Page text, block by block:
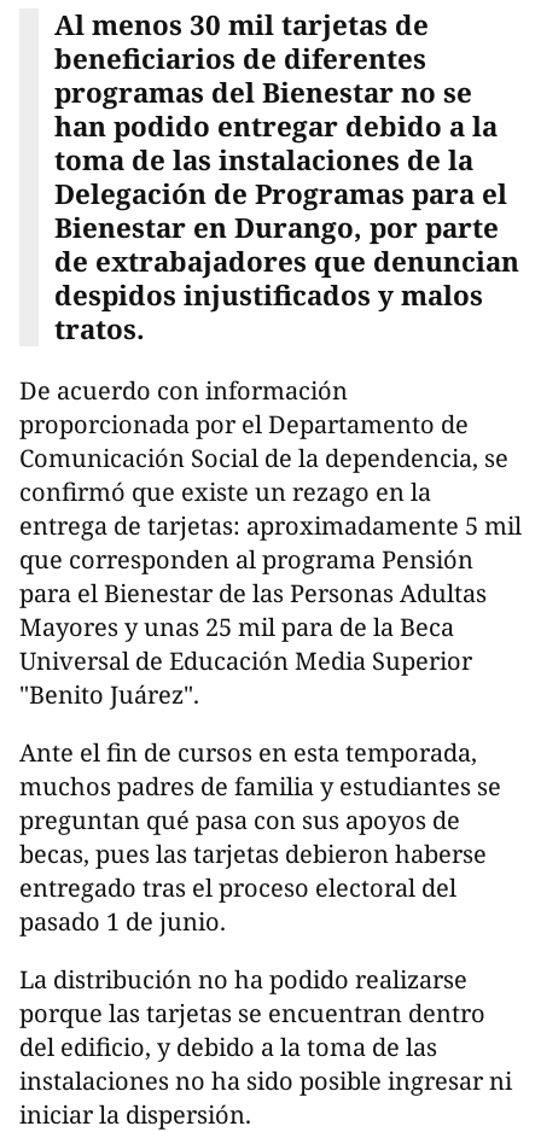
Al menos 30 mil tarjetas de
beneficiarios de diferentes
programas del Bienestar no se
han podido entregar debido a la
toma de las instalaciones de la
Delegación de Programas para el
Bienestar en Durango, por parte
de extrabajadores que denuncian
despidos injustificados y malos
tratos.
De acuerdo con información
proporcionada por el Departamento de
Comunicación Social de la dependencia, se
confirmó que existe un rezago en la
entrega de tarjetas: aproximadamente 5 mil
que corresponden al programa Pensión
para el Bienestar de las Personas Adultas
Mayores y unas 25 mil para de la Beca
Universal de Educación Media Superior
"Benito Juárez".
Ante el fin de cursos en esta temporada,
muchos padres de familia y estudiantes se
preguntan qué pasa con sus apoyos de
becas, pues las tarjetas debieron haberse
entregado tras el proceso electoral del
pasado 1 de junio.
La distribución no ha podido realizarse
porque las tarjetas se encuentran dentro
del edificio, y debido a la toma de las
instalaciones no ha sido posible ingresar ni
iniciar la dispersión.